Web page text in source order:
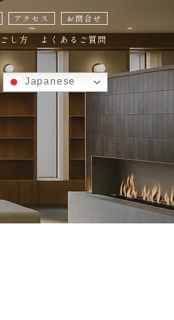
アクセス お問合せ
し方 よくあるご質問
Japanese